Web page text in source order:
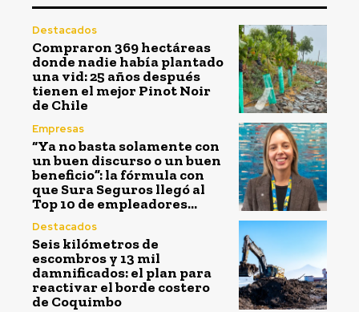
Destacados
Compraron 369 hectáreas
donde nadie había plantado
una vid: 25 años después
tienen el mejor Pinot Noir
de Chile
Empresas
“Ya no basta solamente con
un buen discurso o un buen
beneficio”: la fórmula con
que Sura Seguros llegó al
Top 10 de empleadores...
Destacados
Seis kilómetros de
escombros y 13 mil
damnificados: el plan para
reactivar el borde costero
de Coquimbo